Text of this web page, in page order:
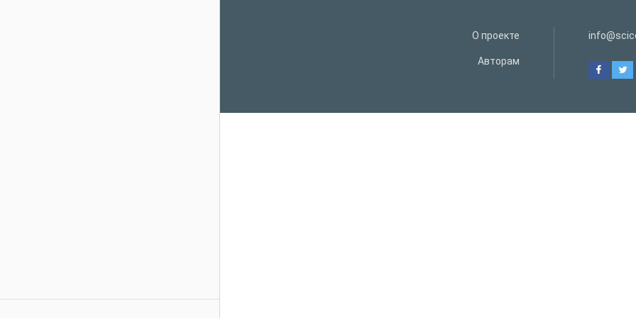
О проекте
Авторам